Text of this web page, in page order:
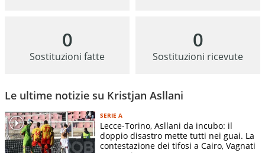
0
Sostituzioni fatte
0
Sostituzioni ricevute
Le ultime notizie su Kristjan Asllani
SERIE A
Lecce-Torino, Asllani da incubo: il
doppio disastro mette tutti nei guai. La
contestazione dei tifosi a Cairo, Vagnati